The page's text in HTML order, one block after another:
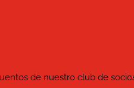
de nuestro club de